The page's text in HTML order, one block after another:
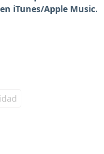
iTunes/Apple Music.